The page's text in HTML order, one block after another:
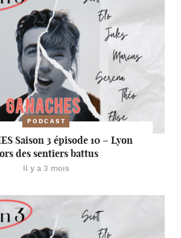
PODCAST
Saison 3 épisode 10 – Lyon
des sentiers battus
Il y a 3 mois